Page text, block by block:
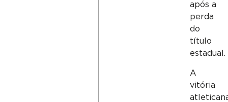
após a
perda
do
título
estadual.
A
vitória